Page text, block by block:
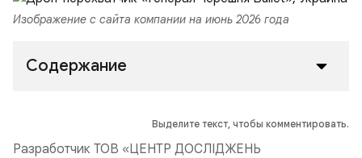
Изображение с сайта компании на июнь 2026 года
Содержание
Выделите текст, чтобы комментировать.
Разработчик ТОВ «ЦЕНТР ДОСЛІДЖЕНЬ